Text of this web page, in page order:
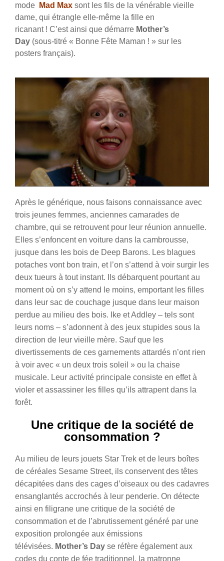
mode
Mad Max sont les fils de la vénérable vieille
dame, qui étrangle elle-même la fille en
ricanant ! C’est ainsi que démarre Mother’s
Day (sous-titré « Bonne Fête Maman ! » sur les
posters français).
Après le générique, nous faisons connaissance avec
trois jeunes femmes, anciennes camarades de
chambre, qui se retrouvent pour leur réunion annuelle.
Elles s’enfoncent en voiture dans la cambrousse,
jusque dans les bois de Deep Barons. Les blagues
potaches vont bon train, et l’on s’attend à voir surgir les
deux tueurs à tout instant. Ils débarquent pourtant au
moment où on s’y attend le moins, emportant les filles
dans leur sac de couchage jusque dans leur maison
perdue au milieu des bois. Ike et Addley – tels sont
leurs noms – s’adonnent à des jeux stupides sous la
direction de leur vieille mère. Sauf que les
divertissements de ces garnements attardés n’ont rien
à voir avec « un deux trois soleil » ou la chaise
musicale. Leur activité principale consiste en effet à
violer et assassiner les filles qu’ils attrapent dans la
forêt.
Une critique de la société de
consommation ?
Au milieu de leurs jouets Star Trek et de leurs boîtes
de céréales Sesame Street, ils conservent des têtes
décapitées dans des cages d’oiseaux ou des cadavres
ensanglantés accrochés à leur penderie. On détecte
ainsi en filigrane une critique de la société de
consommation et de l’abrutissement généré par une
exposition prolongée aux émissions
télévisées. Mother’s Day se réfère également aux
codes du conte de fée traditionnel, la matronne